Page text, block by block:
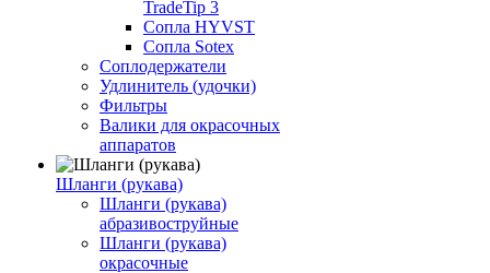
TradeTip 3
Сопла HYVST
Сопла Sotex
Соплодержатели
Удлинитель (удочки)
Фильтры
Валики для окрасочных
аппаратов
Шланги (рукава)
Шланги (рукава)
абразивоструйные
Шланги (рукава)
окрасочные